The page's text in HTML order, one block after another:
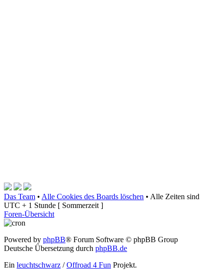
Das Team • Alle Cookies des Boards löschen • Alle Zeiten sind
UTC + 1 Stunde [ Sommerzeit ]
Foren-Übersicht
Powered by phpBB® Forum Software © phpBB Group
Deutsche Übersetzung durch phpBB.de
Ein leuchtschwarz /Offroad 4 Fun Projekt.